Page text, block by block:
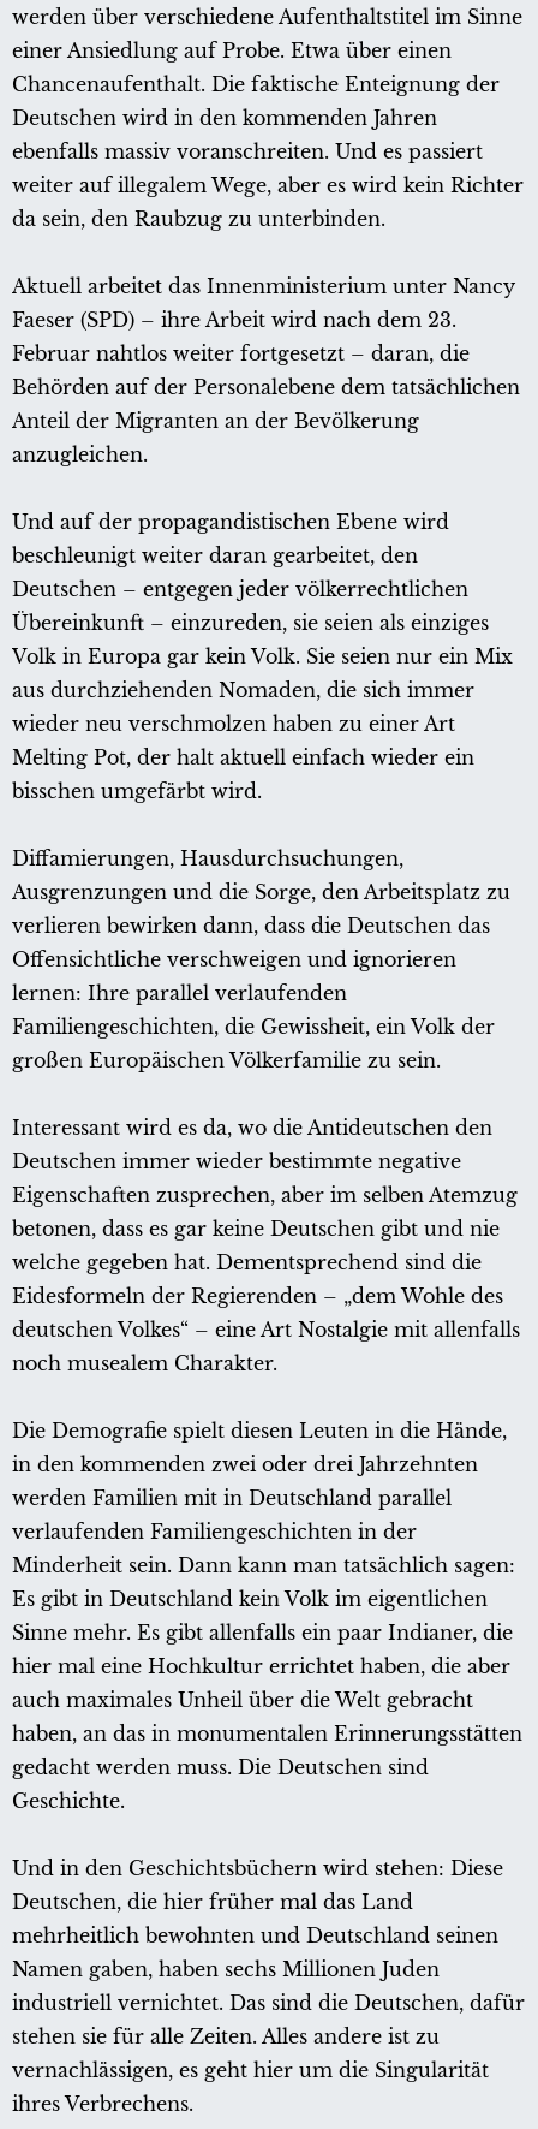
werden über verschiedene Aufenthaltstitel im Sinne
einer Ansiedlung auf Probe. Etwa über einen
Chancenaufenthalt. Die faktische Enteignung der
Deutschen wird in den kommenden Jahren
ebenfalls massiv voranschreiten. Und es passiert
weiter auf illegalem Wege, aber es wird kein Richter
da sein, den Raubzug zu unterbinden.
Aktuell arbeitet das Innenministerium unter Nancy
Faeser (SPD) – ihre Arbeit wird nach dem 23.
Februar nahtlos weiter fortgesetzt – daran, die
Behörden auf der Personalebene dem tatsächlichen
Anteil der Migranten an der Bevölkerung
anzugleichen.
Und auf der propagandistischen Ebene wird
beschleunigt weiter daran gearbeitet, den
Deutschen – entgegen jeder völkerrechtlichen
Übereinkunft – einzureden, sie seien als einziges
Volk in Europa gar kein Volk. Sie seien nur ein Mix
aus durchziehenden Nomaden, die sich immer
wieder neu verschmolzen haben zu einer Art
Melting Pot, der halt aktuell einfach wieder ein
bisschen umgefärbt wird.
Diffamierungen, Hausdurchsuchungen,
Ausgrenzungen und die Sorge, den Arbeitsplatz zu
verlieren bewirken dann, dass die Deutschen das
Offensichtliche verschweigen und ignorieren
lernen: Ihre parallel verlaufenden
Familiengeschichten, die Gewissheit, ein Volk der
großen Europäischen Völkerfamilie zu sein.
Interessant wird es da, wo die Antideutschen den
Deutschen immer wieder bestimmte negative
Eigenschaften zusprechen, aber im selben Atemzug
betonen, dass es gar keine Deutschen gibt und nie
welche gegeben hat. Dementsprechend sind die
Eidesformeln der Regierenden – „dem Wohle des
deutschen Volkes“ – eine Art Nostalgie mit allenfalls
noch musealem Charakter.
Die Demografie spielt diesen Leuten in die Hände,
in den kommenden zwei oder drei Jahrzehnten
werden Familien mit in Deutschland parallel
verlaufenden Familiengeschichten in der
Minderheit sein. Dann kann man tatsächlich sagen:
Es gibt in Deutschland kein Volk im eigentlichen
Sinne mehr. Es gibt allenfalls ein paar Indianer, die
hier mal eine Hochkultur errichtet haben, die aber
auch maximales Unheil über die Welt gebracht
haben, an das in monumentalen Erinnerungsstätten
gedacht werden muss. Die Deutschen sind
Geschichte.
Und in den Geschichtsbüchern wird stehen: Diese
Deutschen, die hier früher mal das Land
mehrheitlich bewohnten und Deutschland seinen
Namen gaben, haben sechs Millionen Juden
industriell vernichtet. Das sind die Deutschen, dafür
stehen sie für alle Zeiten. Alles andere ist zu
vernachlässigen, es geht hier um die Singularität
ihres Verbrechens.